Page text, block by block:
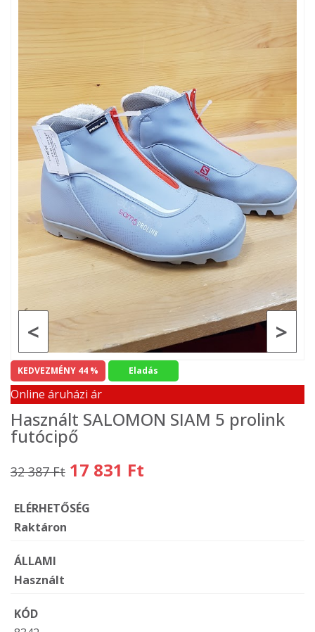
>
<
KEDVEZMÉNY 44 % Eladás
Online áruházi ár
Használt SALOMON SIAM 5 prolink
futócipő
32 387 Ft 17 831 Ft
ELÉRHETŐSÉG
Raktáron
ÁLLAMI
Használt
KÓD